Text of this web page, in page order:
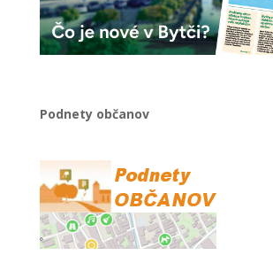
Podnety občanov